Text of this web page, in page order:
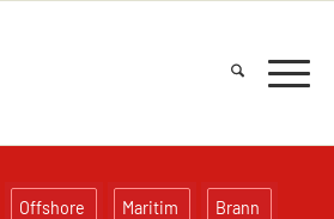
Offshore Maritim Brann